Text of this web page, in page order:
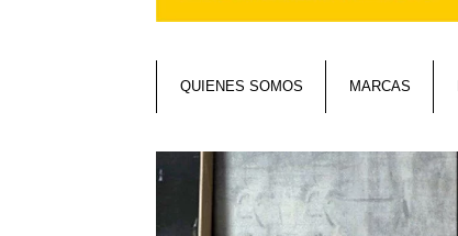
QUIENES SOMOS MARCAS